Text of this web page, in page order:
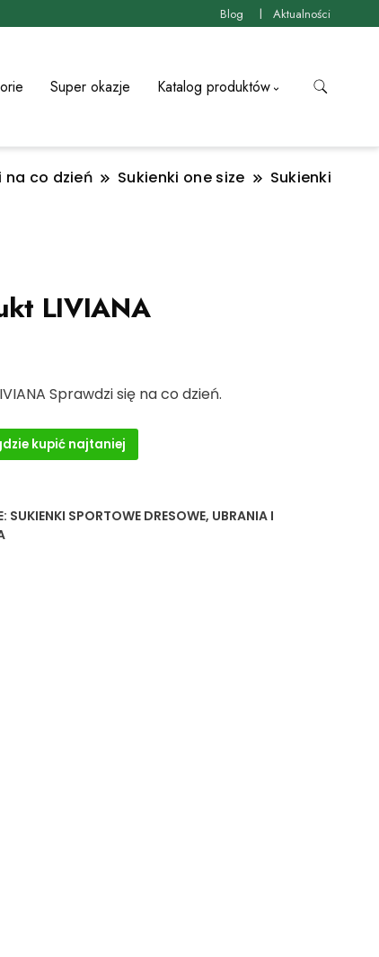
Blog Aktualności
Super okazje Katalog produktów
na co dzień Sukienki one size
Sukienki
LIVIANA
Sprawdzi się na co dzień.
kupić najtaniej
SUKIENKI SPORTOWE DRESOWE, UBRANIA I